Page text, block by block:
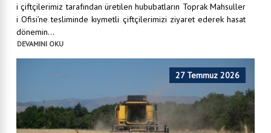
i çiftçilerimiz tarafından üretilen hububatların Toprak Mahsuller
i Ofisi’ne tesliminde kıymetli çiftçilerimizi ziyaret ederek hasat
dönemin...
DEVAMINI OKU
27 Temmuz 2026